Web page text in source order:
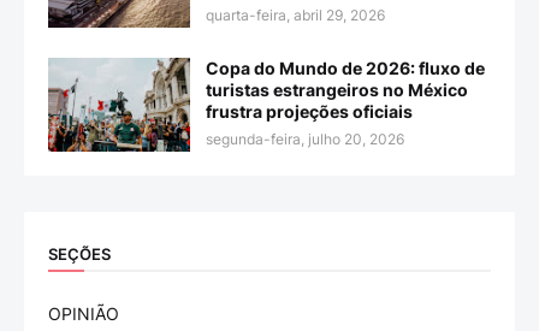
quarta-feira, abril 29, 2026
Copa do Mundo de 2026: fluxo de
turistas estrangeiros no México
frustra projeções oficiais
segunda-feira, julho 20, 2026
SEÇÕES
OPINIÃO